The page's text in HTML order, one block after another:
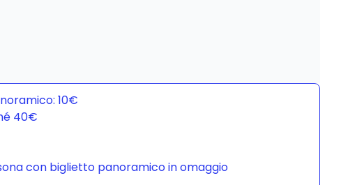
10€
40€
con biglietto panoramico in omaggio